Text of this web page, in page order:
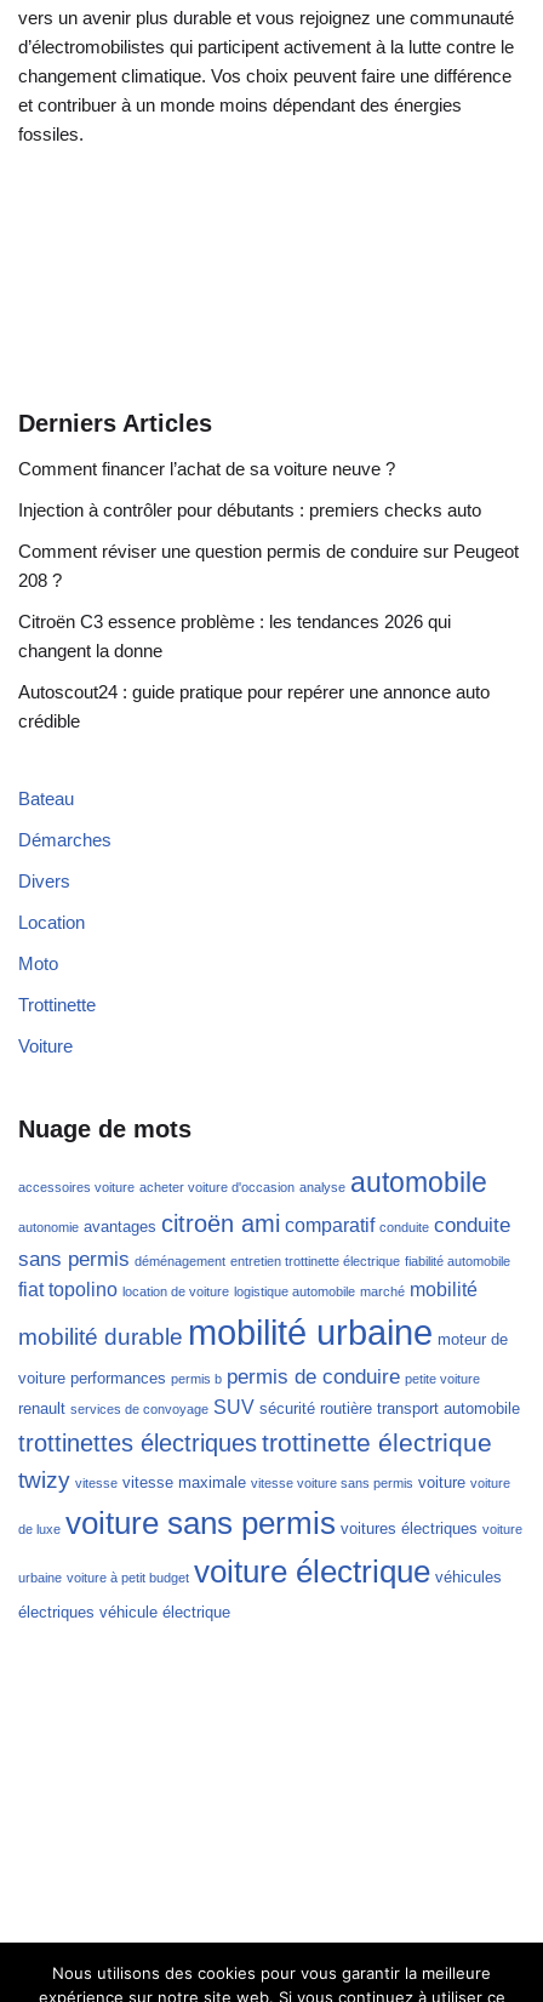
vers un avenir plus durable et vous rejoignez une communauté
d’électromobilistes qui participent activement à la lutte contre le
changement climatique. Vos choix peuvent faire une différence
et contribuer à un monde moins dépendant des énergies
fossiles.
Derniers Articles
Comment financer l’achat de sa voiture neuve ?
Injection à contrôler pour débutants : premiers checks auto
Comment réviser une question permis de conduire sur Peugeot
208 ?
Citroën C3 essence problème : les tendances 2026 qui
changent la donne
Autoscout24 : guide pratique pour repérer une annonce auto
crédible
Bateau
Démarches
Divers
Location
Moto
Trottinette
Voiture
Nuage de mots
accessoires voiture acheter voiture d'occasion analyse automobile
autonomie avantages citroën ami comparatif conduite conduite
sans permis déménagement entretien trottinette électrique fiabilité automobile
fiat topolino location de voiture logistique automobile marché mobilité
mobilité durable mobilité urbaine moteur de
voiture performances permis b permis de conduire petite voiture
renault services de convoyage SUV sécurité routière transport automobile
trottinettes électriquestrottinette électrique
twizy vitesse vitesse maximale vitesse voiture sans permis voiture voiture
de luxe voiture sans permis voitures électriques voiture
urbaine voiture à petit budget voiture électrique véhicules
électriques véhicule électrique
Nous utilisons des cookies pour vous garantir la meilleure
expérience sur notre site web. Si vous continuez à utiliser ce